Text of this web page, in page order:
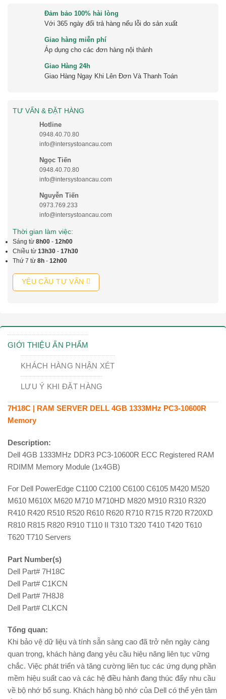
Đảm bảo 100% hài lòng
Với 365 ngày đổi trả hàng nếu lỗi do sản xuất
Giao hàng miễn phí
Áp dụng cho các đơn hàng nội thành
Giao Hàng 24h
Giao Hàng Ngay Khi Lên Đơn Và Thanh Toán
TƯ VẤN & ĐẶT HÀNG
Hotline
0948.40.70.80
info@intersystoancau.com
Ngọc Tiến
0948.40.70.80
info@intersystoancau.com
Nguyễn Tiến
0973.769.233
info@intersystoancau.com
Thời gian làm việc:
Sáng từ 8h00 - 12h00
Chiều từ 13h30 - 17h30
Thứ 7 từ 8h - 12h00
YÊU CẦU TƯ VẤN
GIỚI THIỆU ẤN PHẨM
KHÁCH HÀNG NHẬN XÉT
LƯU Ý KHI ĐẶT HÀNG
7H18C | RAM SERVER DELL 4GB 1333MHz PC3-10600R
Memory
Description:
Dell 4GB 1333MHz DDR3 PC3-10600R ECC Registered RAM
RDIMM Memory Module (1x4GB)
For Dell PowerEdge C1100 C2100 C6100 C6105 M420 M520
M610 M610X M620 M710 M710HD M820 M910 R310 R320
R410 R420 R510 R520 R610 R620 R710 R715 R720 R720XD
R810 R815 R820 R910 T110 II T310 T320 T410 T420 T610
T620 T710 Servers
Part Number(s)
Dell Part# 7H18C
Dell Part# C1KCN
Dell Part# 7H8J8
Dell Part# CLKCN
Tổng quan:
Khi bảo vệ dữ liệu và tính sẵn sàng cao đã trở nên ngày càng
quan trọng, khách hàng đang yêu cầu hiệu năng liên tục vững
chắc. Việc phát triển và tăng cường liên tục các ứng dụng phần
mềm hiệu suất cao và các hệ điều hành đang thúc đẩy nhu cầu
về bộ nhớ bổ sung. Khách hàng bộ nhớ của Dell có thể yên tâm